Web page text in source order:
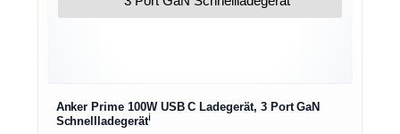
Anker Prime 100W USB C Ladegerät, 3 Port GaN
Schnellladegerätℹ︎